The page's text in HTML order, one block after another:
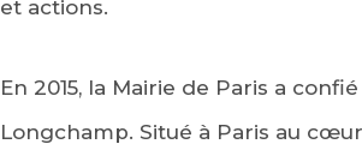
et actions.
En 2015, la Mairie de Paris a
Longchamp. Situé à Paris au